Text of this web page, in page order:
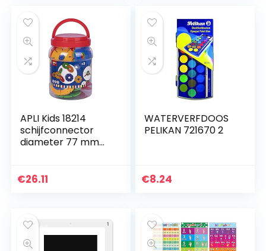
APLI Kids 18214
schijfconnector
diameter 77 mm
€26.11
WATERVERFDOOS
PELIKAN 721670 2
€8.24